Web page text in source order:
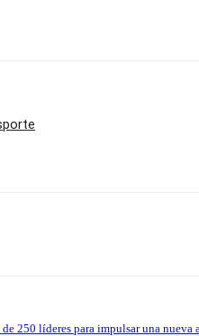
de 250 líderes para impulsar una nueva